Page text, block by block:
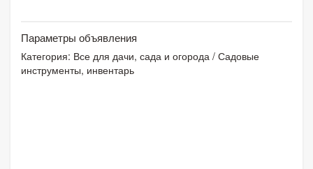
Параметры объявления
Категория: Все для дачи, сада и огорода / Садовые
инструменты, инвентарь